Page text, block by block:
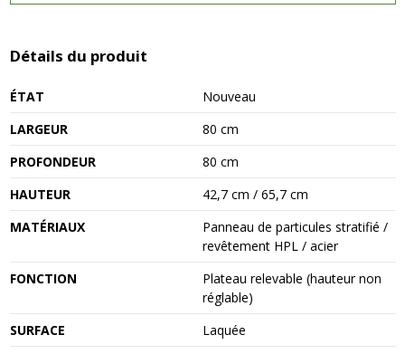
Détails du produit
ÉTAT
Nouveau
LARGEUR
80 cm
PROFONDEUR
80 cm
HAUTEUR
42,7 cm / 65,7 cm
MATÉRIAUX
Panneau de particules stratifié /
revêtement HPL / acier
FONCTION
Plateau relevable (hauteur non
réglable)
SURFACE
Laquée